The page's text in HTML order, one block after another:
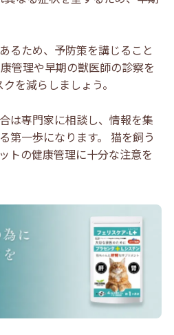
るため、予防策を講じること
管理や早期の獣医師の診察を
を減らしましょう。
は専門家に相談し、情報を集
第一歩になります。 猫を飼う
トの健康管理に十分な注意を